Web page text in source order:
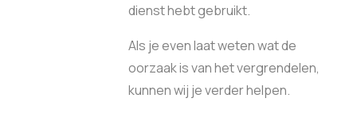
dienst hebt gebruikt.
Als je even laat weten wat de
oorzaak is van het vergrendelen,
kunnen wij je verder helpen.